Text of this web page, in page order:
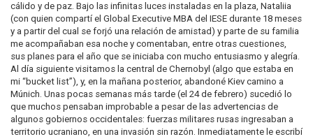
cálido y de paz. Bajo las infinitas luces instaladas en la plaza, Nataliia
(con quien compartí el Global Executive MBA del IESE durante 18 meses
y a partir del cual se forjó una relación de amistad) y parte de su familia
me acompañaban esa noche y comentaban, entre otras cuestiones,
sus planes para el año que se iniciaba con mucho entusiasmo y alegría.
Al día siguiente visitamos la central de Chernobyl (algo que estaba en
mi “bucket list”), y, en la mañana posterior, abandoné Kiev camino a
Múnich. Unas pocas semanas más tarde (el 24 de febrero) sucedió lo
que muchos pensaban improbable a pesar de las advertencias de
algunos gobiernos occidentales: fuerzas militares rusas ingresaban a
territorio ucraniano, en una invasión sin razón. Inmediatamente le escribí